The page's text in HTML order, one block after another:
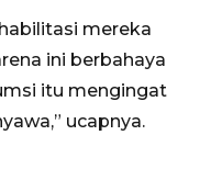
mereka
ini berbahaya
itu mengingat
ucapnya.